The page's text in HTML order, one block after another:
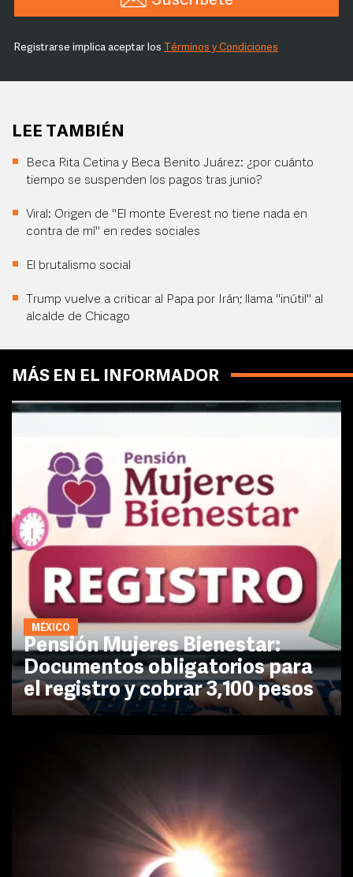
Registrarse implica aceptar los Términos y Condiciones
LEE TAMBIÉN
Beca Rita Cetina y Beca Benito Juárez: ¿por cuánto
tiempo se suspenden los pagos tras junio?
Viral: Origen de "El monte Everest no tiene nada en
contra de mí" en redes sociales
El brutalismo social
Trump vuelve a criticar al Papa por Irán; llama "inútil" al
alcalde de Chicago
MÁS EN EL INFORMADOR
MÉXICO
Pensión Mujeres Bienestar:
Documentos obligatorios para
el registro y cobrar 3,100 pesos